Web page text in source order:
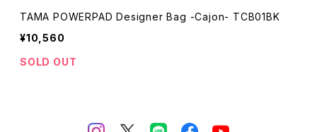
TAMA POWERPAD Designer Bag -Cajon- TCB01BK
¥10,560
SOLD OUT